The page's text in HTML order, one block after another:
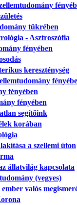
tükrében
- Asztroszófia
fényében
kereszténység
fényében
fényében
segítőink
korában
a szellemi úton
állatvilág kapcsolata
(vegyes)
valós